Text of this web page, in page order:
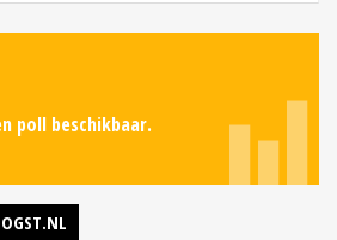
poll beschikbaar.